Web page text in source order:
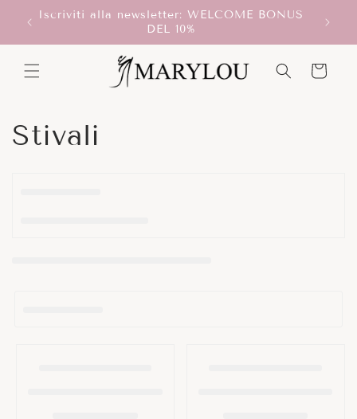
direttamente
Iscriviti alla newsletter: WELCOME BONUS
DEL 10%
Carrello
C
Stivali